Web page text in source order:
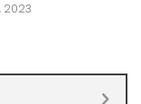
2023